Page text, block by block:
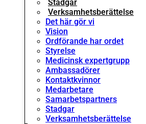
Stadgar
Verksamhetsberättelse
Det här gör vi
Vision
Ordförande har ordet
Styrelse
Medicinsk expertgrupp
Ambassadörer
Kontaktkvinnor
Medarbetare
Samarbetspartners
Stadgar
Verksamhetsberättelse